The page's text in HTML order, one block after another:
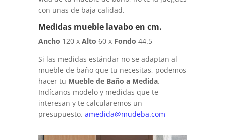
con unas de baja calidad.
Medidas mueble lavabo en cm.
Ancho 120 x Alto 60 x Fondo 44.5
Si las medidas estándar no se adaptan al
mueble de baño que tu necesitas, podemos
hacer tu Mueble de Baño a Medida.
Indícanos modelo y medidas que te
interesan y te calcularemos un
presupuesto. amedida@mudeba.com